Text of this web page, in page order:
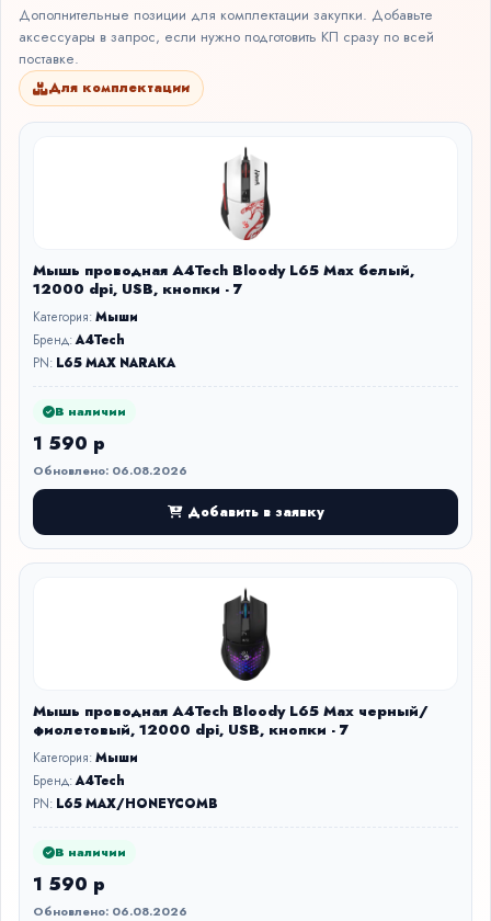
Дополнительные позиции для комплектации закупки. Добавьте
аксессуары в запрос, если нужно подготовить КП сразу по всей
поставке.
Для комплектации
Мышь проводная A4Tech Bloody L65 Max белый,
12000 dpi, USB, кнопки - 7
Категория:Мыши
Бренд:A4Tech
PN: L65 MAX NARAKA
В наличии
1 590 р
Обновлено: 06.08.2026
Добавить в заявку
Мышь проводная A4Tech Bloody L65 Max черный/
фиолетовый, 12000 dpi, USB, кнопки - 7
Категория:Мыши
Бренд:A4Tech
PN: L65 MAX/HONEYCOMB
В наличии
1 590 р
Обновлено: 06.08.2026